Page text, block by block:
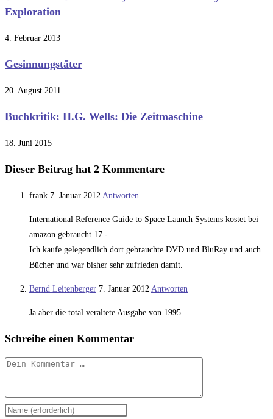
Exploration
4. Februar 2013
Gesinnungstäter
20. August 2011
Buchkritik: H.G. Wells: Die Zeitmaschine
18. Juni 2015
Dieser Beitrag hat 2 Kommentare
frank 7. Januar 2012 Antworten
International Reference Guide to Space Launch Systems kostet bei
amazon gebraucht 17.-
Ich kaufe gelegendlich dort gebrauchte DVD und BluRay und auch
Bücher und war bisher sehr zufrieden damit.
Bernd Leitenberger 7. Januar 2012 Antworten
Ja aber die total veraltete Ausgabe von 1995….
Schreibe einen Kommentar
Kommentar
Gib